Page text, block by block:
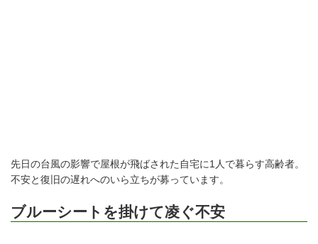
先日の台風の影響で屋根が飛ばされた自宅に1人で暮らす高齢者。
不安と復旧の遅れへのいら立ちが募っています。
ブルーシートを掛けて凌ぐ不安